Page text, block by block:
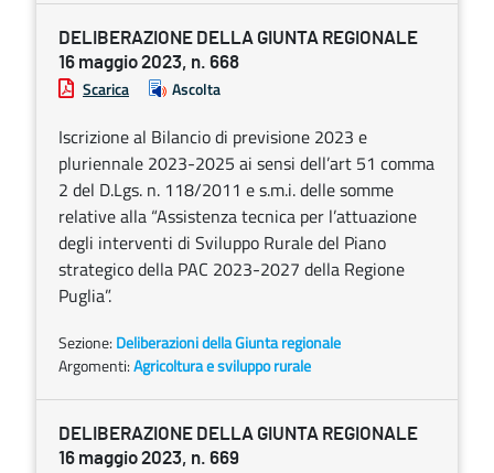
DELIBERAZIONE DELLA GIUNTA REGIONALE
16 maggio 2023, n. 668
Scarica Ascolta
Iscrizione al Bilancio di previsione 2023 e
pluriennale 2023-2025 ai sensi dell’art 51 comma
2 del D.Lgs. n. 118/2011 e s.m.i. delle somme
relative alla “Assistenza tecnica per l’attuazione
degli interventi di Sviluppo Rurale del Piano
strategico della PAC 2023-2027 della Regione
Puglia”.
Sezione: Deliberazioni della Giunta regionale
Argomenti:Agricoltura e sviluppo rurale
DELIBERAZIONE DELLA GIUNTA REGIONALE
16 maggio 2023, n. 669